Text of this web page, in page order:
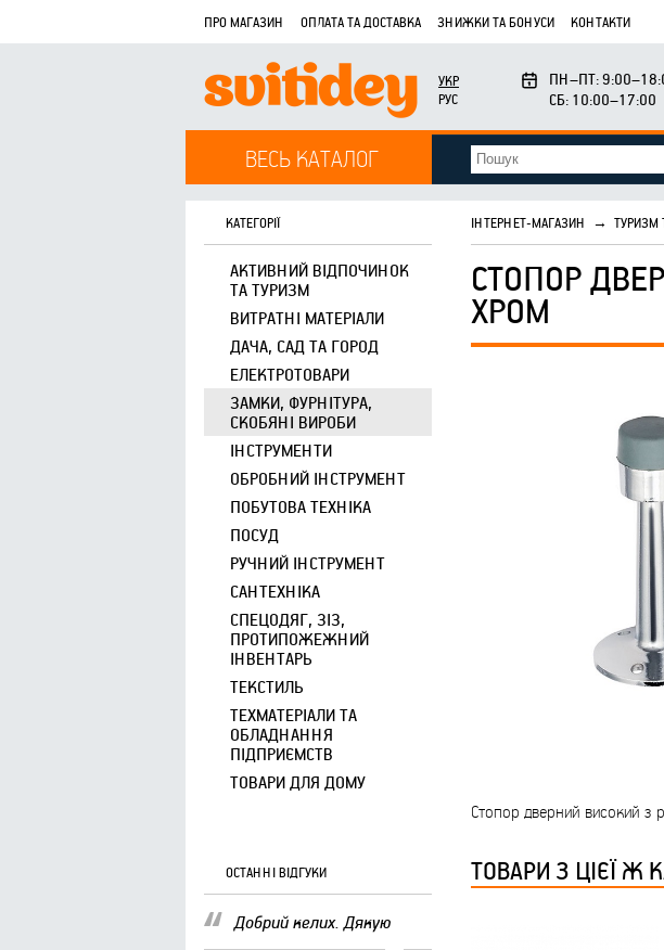
ПРО МАГАЗИН ОПЛАТА ТА ДОСТАВКА ЗНИЖКИ ТА БОНУСИ КОНТАКТИ
УКР
РУС
ПН–ПТ:
СБ: 10:00–17:00
ВЕСЬ КАТАЛОГ
КАТЕГОРІЇ
АКТИВНИЙ ВІДПОЧИНОК
ТА ТУРИЗМ
ВИТРАТНІ МАТЕРІАЛИ
ДАЧА, САД ТА ГОРОД
ЕЛЕКТРОТОВАРИ
ЗАМКИ, ФУРНІТУРА,
СКОБЯНІ ВИРОБИ
ІНСТРУМЕНТИ
ОБРОБНИЙ ІНСТРУМЕНТ
ПОБУТОВА ТЕХНІКА
ПОСУД
РУЧНИЙ ІНСТРУМЕНТ
САНТЕХНІКА
СПЕЦОДЯГ, ЗІЗ,
ПРОТИПОЖЕЖНИЙ
ІНВЕНТАРЬ
ТЕКСТИЛЬ
ТЕХМАТЕРІАЛИ ТА
ОБЛАДНАННЯ
ПІДПРИЄМСТВ
ТОВАРИ ДЛЯ ДОМУ
ОСТАННІ ВІДГУКИ
Добрий келих. Дякую
ІНТЕРНЕТ-МАГАЗИН → ТУРИЗМ
СТОПОР
ХРОМ
Стопор дверний високий з
ТОВАРИ З ЦІЄЇ Ж